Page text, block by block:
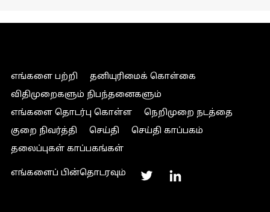
எங்களை பற்றி
தனியுரிமைக் கொள்கை
விதிமுறைகளும் நிபந்தனைகளும்
எங்களை தொடர்பு கொள்ள
நெறிமுறை நடத்தை
குறை நிவர்த்தி
செய்தி
செய்தி காப்பகம்
தலைப்புகள் காப்பகங்கள்
எங்களைப் பின்தொடரவும்